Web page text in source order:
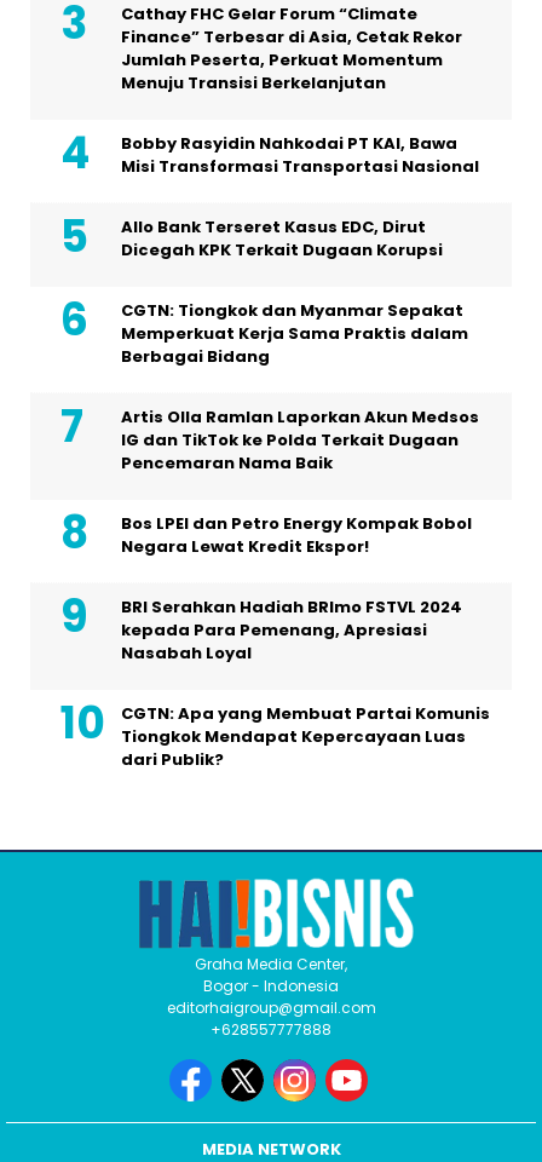
Cathay FHC Gelar Forum “Climate
Finance” Terbesar di Asia, Cetak Rekor
Jumlah Peserta, Perkuat Momentum
Menuju Transisi Berkelanjutan
Bobby Rasyidin Nahkodai PT KAI, Bawa
Misi Transformasi Transportasi Nasional
Allo Bank Terseret Kasus EDC, Dirut
Dicegah KPK Terkait Dugaan Korupsi
CGTN: Tiongkok dan Myanmar Sepakat
Memperkuat Kerja Sama Praktis dalam
Berbagai Bidang
Artis Olla Ramlan Laporkan Akun Medsos
IG dan TikTok ke Polda Terkait Dugaan
Pencemaran Nama Baik
Bos LPEI dan Petro Energy Kompak Bobol
Negara Lewat Kredit Ekspor!
BRI Serahkan Hadiah BRImo FSTVL 2024
kepada Para Pemenang, Apresiasi
Nasabah Loyal
CGTN: Apa yang Membuat Partai Komunis
Tiongkok Mendapat Kepercayaan Luas
dari Publik?
Graha Media Center,
Bogor - Indonesia
editorhaigroup@gmail.com
+628557777888
MEDIA NETWORK